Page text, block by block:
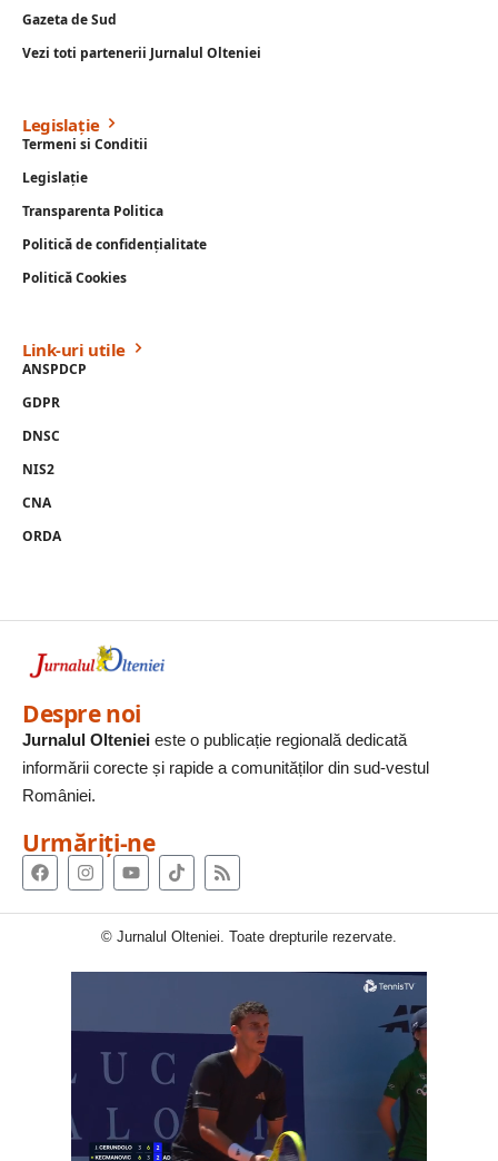
Gazeta de Sud
Vezi toti partenerii Jurnalul Olteniei
Legislație
Termeni si Conditii
Legislație
Transparenta Politica
Politică de confidențialitate
Politică Cookies
Link-uri utile
ANSPDCP
GDPR
DNSC
NIS2
CNA
ORDA
Despre noi
Jurnalul Olteniei este o publicație regională dedicată
informării corecte și rapide a comunităților din sud-vestul
României.
Urmăriți-ne
© Jurnalul Olteniei. Toate drepturile rezervate.